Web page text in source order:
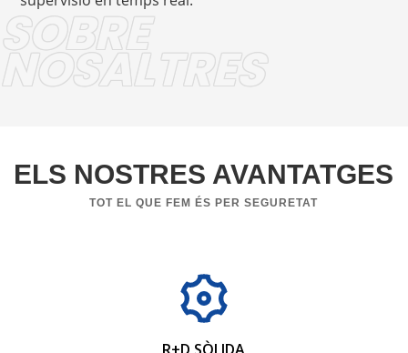
SOBRE
NOSALTRES
ELS NOSTRES AVANTATGES
TOT EL QUE FEM ÉS PER SEGURETAT